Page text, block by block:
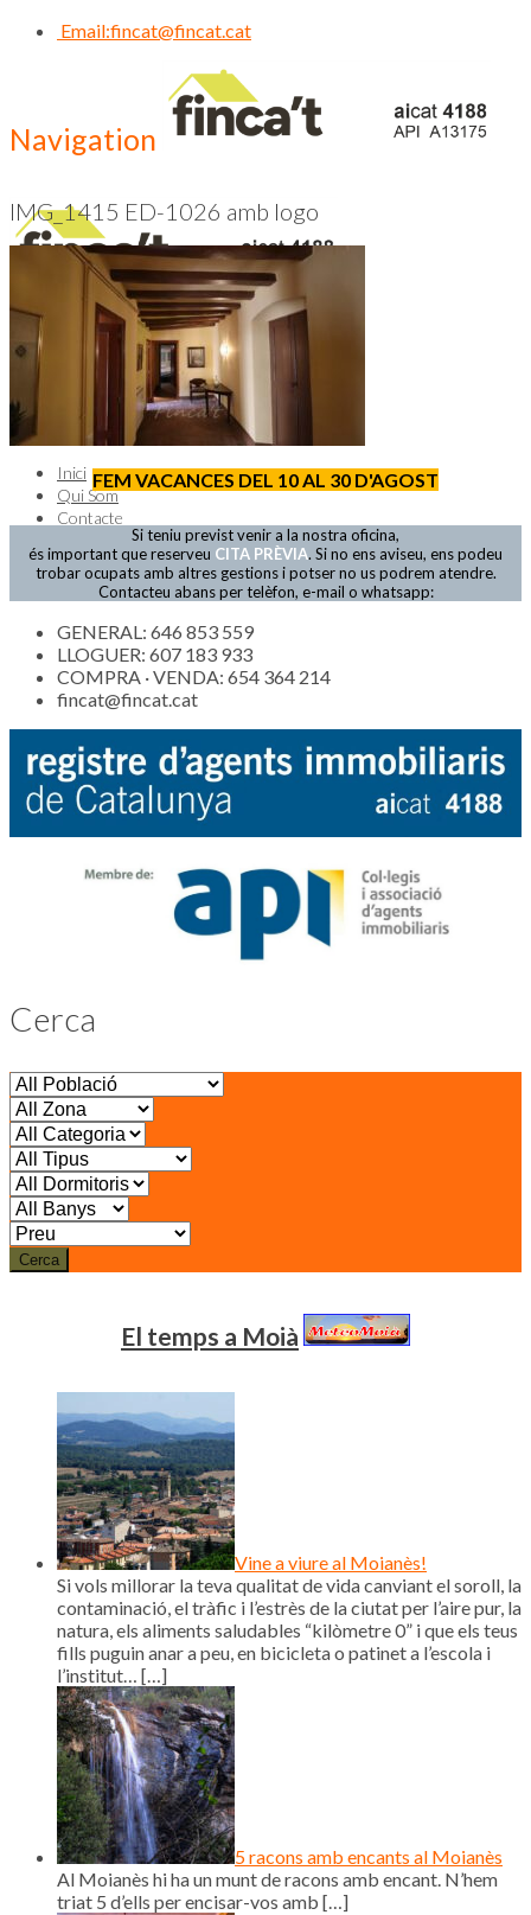
Email:fincat@fincat.cat
Navigation
CALL US NOW
93 830 14 35
Inici
Qui Som
Contacte
IMG_1415 ED-1026 amb logo
FEM VACANCES DEL 10 AL 30 D'AGOST
Si teniu previst venir a la nostra oficina,
és important que reserveu CITA PRÈVIA. Si no ens aviseu, ens podeu
trobar ocupats amb altres gestions i potser no us podrem atendre.
Contacteu abans per telèfon, e-mail o whatsapp:
GENERAL: 646 853 559
LLOGUER: 607 183 933
COMPRA · VENDA: 654 364 214
fincat@fincat.cat
Cerca
Cerca
El temps a Moià
Vine a viure al Moianès!
Si vols millorar la teva qualitat de vida canviant el soroll, la
contaminació, el tràfic i l’estrès de la ciutat per l’aire pur, la
natura, els aliments saludables “kilòmetre 0” i que els teus
fills puguin anar a peu, en bicicleta o patinet a l’escola i
l’institut… […]
5 racons amb encants al Moianès
Al Moianès hi ha un munt de racons amb encant. N’hem
triat 5 d’ells per encisar-vos amb […]